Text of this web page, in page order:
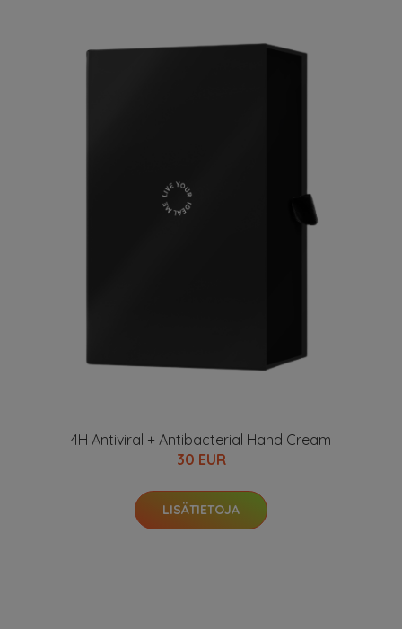
4H Antiviral + Antibacterial Hand Cream
30 EUR
LISÄTIETOJA